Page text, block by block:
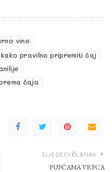
vino
kako pravilno pripremiti čaj
čaja
SLJEDEĆI ČLANAK
PUPČANA VRPCA